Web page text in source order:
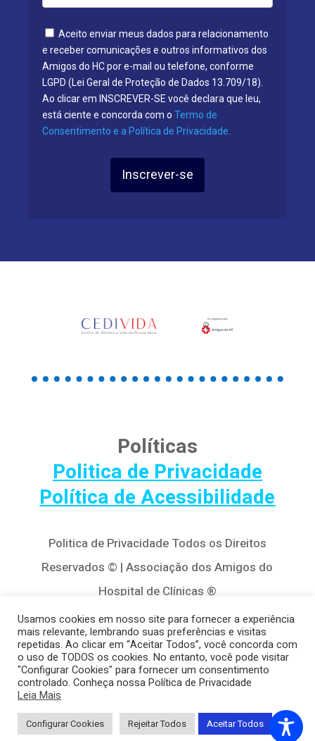
Aceito enviar meus dados para relacionamento
e receber comunicações e outros informativos dos
Amigos do HC por e-mail ou telefone, conforme
LGPD (Lei Geral de Proteção de Dados 13.709/18).
Ao clicar em INSCREVER-SE você declara que leu,
está ciente e concorda com o Termo de
Consentimento e a Política de Privacidade.
Inscrever-se
Políticas
Politica de Privacidade
Política de Acessibilidade
Politica de Privacidade Todos os Direitos
Reservados © | Associação dos Amigos do
Hospital de Clínicas ®
Av. Agostinho Leão Jr, 320 – Alto da Glória,
80030-110, Curitiba / PR
(41) 3122-8650 | contato@cedivida.org.br
CNPJ: 79.698.643/0001-00
Usamos cookies em nosso site para fornecer a experiência
mais relevante, lembrando suas preferências e visitas
repetidas. Ao clicar em “Aceitar Todos”, você concorda com
o uso de TODOS os cookies. No entanto, você pode visitar
"Configurar Cookies" para fornecer um consentimento
controlado. Conheça nossa Política de Privacidade
Leia Mais
Configurar Cookies Rejeitar Todos Aceitar Todos